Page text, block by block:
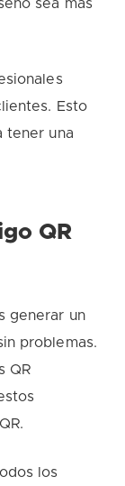
sea más
Esto
tener una
QR
generar un
problemas.
QR
los